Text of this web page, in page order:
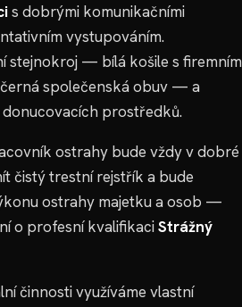
s dobrými komunikačními
vystupováním.
stejnokroj — bílá košile s firemním
společenská obuv — a
prostředků.
ostrahy bude vždy v dobré
čistý trestní rejstřík a bude
ostrahy majetku a osob —
o profesní kvalifikaciStrážný
činnosti využíváme vlastní